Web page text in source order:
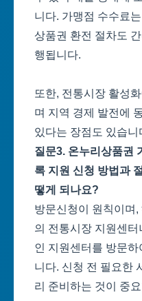
니다. 가맹점 수수료
상품권 환전 절차도
행됩니다.
또한, 전통시장 활성
며 지역 경제 발전에
있다는 장점도 있습니
질문3. 온누리상품권
록 지원 신청 방법과
떻게 되나요?
방문신청이 원칙이며,
의 전통시장 지원센터
인 지원센터를 방문하
니다. 신청 전 필요한
리 준비하는 것이 중